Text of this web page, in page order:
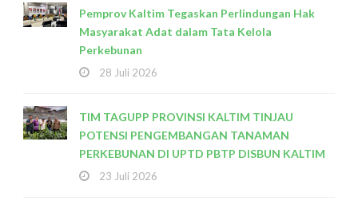
Pemprov Kaltim Tegaskan Perlindungan Hak
Masyarakat Adat dalam Tata Kelola
Perkebunan
28 Juli 2026
TIM TAGUPP PROVINSI KALTIM TINJAU
POTENSI PENGEMBANGAN TANAMAN
PERKEBUNAN DI UPTD PBTP DISBUN KALTIM
23 Juli 2026